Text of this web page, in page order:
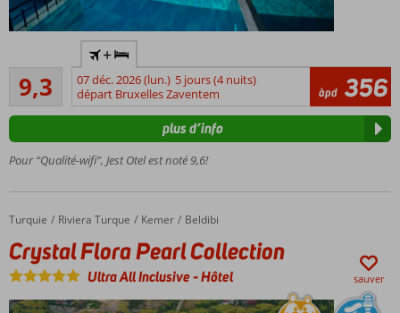
dans
le
sable
proximité
du centre
de Kemer
piscine
extérieure
Petit-
déjeuner
inclus
9,3
Excellente
8
commentaires
+
07 déc. 2026 (lun.) 5 jours (4 nuits)
départ Bruxelles Zaventem
àpd 356
Pour “Qualité-wifi”, Jest Otel est noté 9,6!
plus d’info
Accueil
Turquie Riviera Turque Kemer Beldibi
Crystal Flora Pearl Collection
Crystal Flora Pearl Collection
Ultra All Inclusive-Hôtel sauver